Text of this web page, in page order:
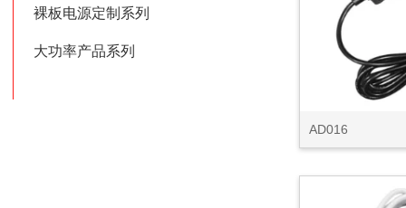
裸板电源定制系列
大功率产品系列
AD016